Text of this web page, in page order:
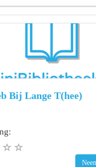
Bij Lange T(hee)